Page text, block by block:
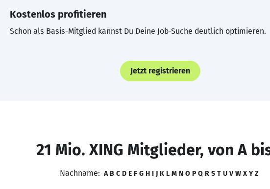
Kostenlos profitieren
Schon als Basis-Mitglied kannst Du Deine Job-Suche deutlich optimieren.
Jetzt registrieren
21 Mio. XING Mitglieder, von A
Nachname: A B C D E F G H I J K L M N O P Q R S T U V W X Y Z